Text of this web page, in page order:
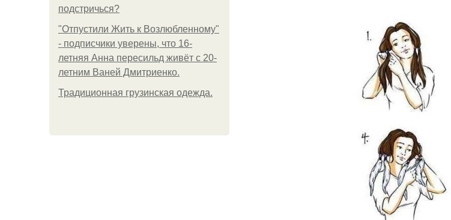
подстричься?
"Отпустили Жить к Возлюбленному"
- подписчики уверены, что 16-
летняя Анна пересильд живёт с 20-
летним Ваней Дмитриенко.
Традиционная грузинская одежда.